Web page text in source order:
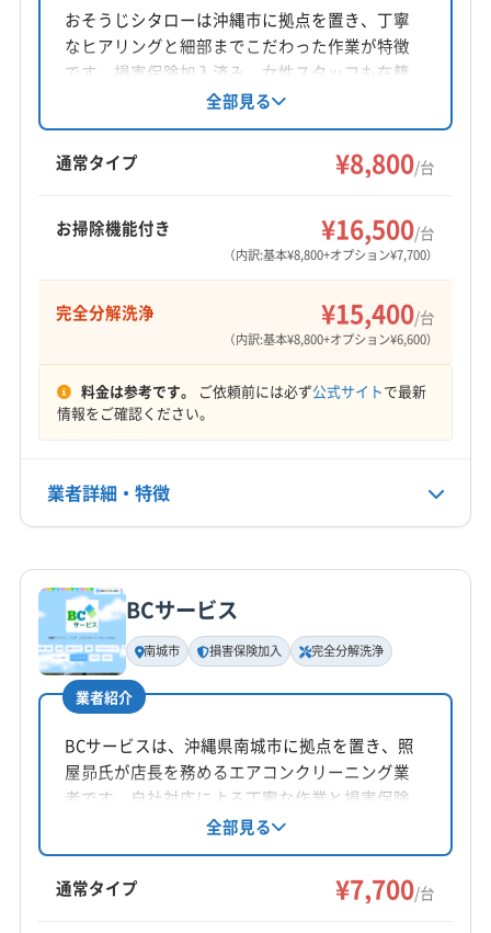
対応地域
南城市 名護市
中頭郡西原町
中頭郡読谷村
島尻郡八重瀬町
営業時間
定休日
電話番号
非公開
公式サイトを見る
おそうじシタローは沖縄市に拠点を置き、丁寧
なヒアリングと細部までこだわった作業が特徴
です。損害保険加入済み。女性スタッフも在籍
しており、営業時間外の予約も相談可能です。
完全分解洗浄や防カビ抗菌コートにも対応。沖
縄本島全域に対応しています。
全部見る
通常タイプ ¥8,800/台
お掃除機能付き ¥16,500/台
（内訳:基本¥8,800+オプション¥7,700）
完全分解洗浄 ¥15,400/台
（内訳:基本¥8,800+オプション¥6,600）
料金は参考です。 ご依頼前には必ず公式サイトで最新
情報をご確認ください。
業者詳細・特徴
基本情報
代表者名
福本
所在地
沖縄県古謝津嘉山町15-10 サンライズシャト-204
対応地域
浦添市 沖縄市
糸満市
那覇市 南城市 名護市
国頭郡恩納村
国頭郡宜野座村
国頭郡本部町
BCサービス
南城市 損害保険加入 完全分解洗浄
業者紹介
BCサービスは、沖縄県南城市に拠点を置き、照
屋昴氏が店長を務めるエアコンクリーニング業
者です。自社対応による丁寧な作業と損害保険
加入で安心を提供。基本料金7700円からで、お
掃除機能付きエアコンや完全分解洗浄にも対応
しています。年中無休で沖縄本島全域に出張対
応します。
全部見る
通常タイプ ¥7,700/台